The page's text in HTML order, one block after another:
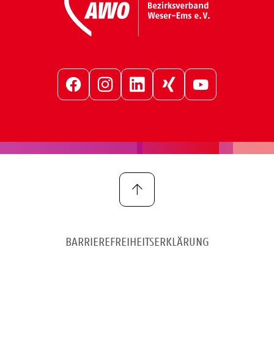
FacebookInstagramLinkedInXing YouTube
BARRIEREFREIHEITSERKLÄRUNG